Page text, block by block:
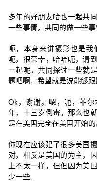
多年的好朋友哈也一起共
一些事情，共同的做一些事
呃，本身来讲摄影也是我
呃，很荣幸，哈哈呃，请
一起呢，共同探讨一些就
题吧啊，希望就是说能够跟
Ok，谢谢。嗯，呃，菲
年，十三岁倒霉。那么也
是在美国完全在美国开始的
你现在应该建了很多美国
对，相反是美国的为主，
上不太一样，但但因为美
少一些。